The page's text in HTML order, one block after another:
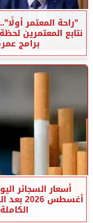
”راحة المعتمر
نتابع المعتمرين
برامج
أغسطس
الكاملة